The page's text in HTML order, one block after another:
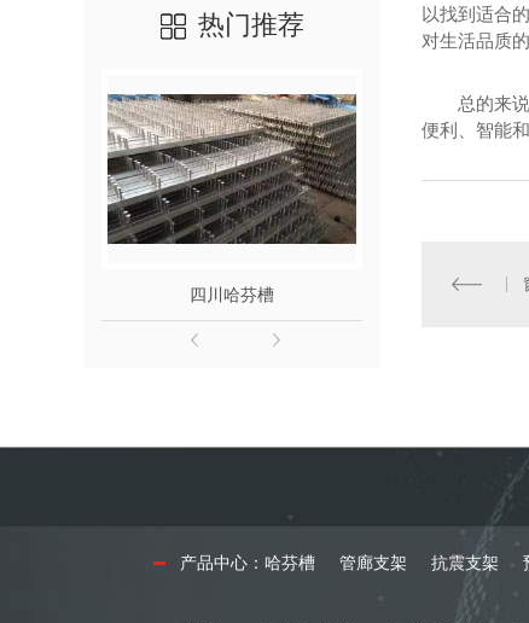
热门推荐
四川哈芬槽 四川
以找到适合
对生活品质的
总的来
便利、智能
产品中心： 哈芬槽 管廊支架 抗震支架